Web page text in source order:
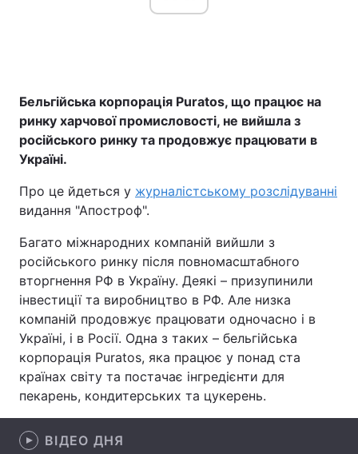
Головна
Україна Політика
Спорт Наука
Техно і зв'язок Лайт
Зброя Інциденти
Здоров'я Туризм
Цікавинки Погода
Екологія
Бельгійська корпорація Puratos, що працює на
ринку харчової промисловості, не вийшла з
російського ринку та продовжує працювати в
Україні.
Про це йдеться у журналістському розслідуванні
видання "Апостроф".
Багато міжнародних компаній вийшли з
російського ринку після повномасштабного
вторгнення РФ в Україну. Деякі – призупинили
інвестиції та виробництво в РФ. Але низка
компаній продовжує працювати одночасно і в
Україні, і в Росії. Одна з таких – бельгійська
корпорація Puratos, яка працює у понад ста
країнах світу та постачає інгредієнти для
пекарень, кондитерських та цукерень.
ВІДЕО ДНЯ